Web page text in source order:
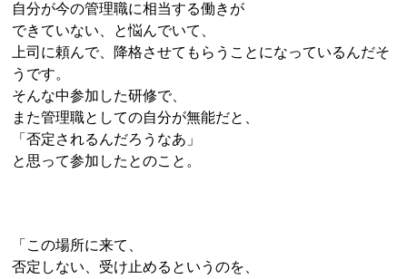
自分が今の管理職に相当する働きが
できていない、と悩んでいて、
上司に頼んで、降格させてもらうことになっているんだそ
うです。
そんな中参加した研修で、
また管理職としての自分が無能だと、
「否定されるんだろうなあ」
と思って参加したとのこと。
「この場所に来て、
否定しない、受け止めるというのを、